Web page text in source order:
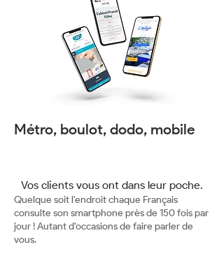
Métro, boulot, dodo, mobile
Vos clients vous ont dans leur poche.
Quelque soit l'endroit chaque Français
consulte son smartphone près de 150 fois par
jour ! Autant d'occasions de faire parler de
vous.